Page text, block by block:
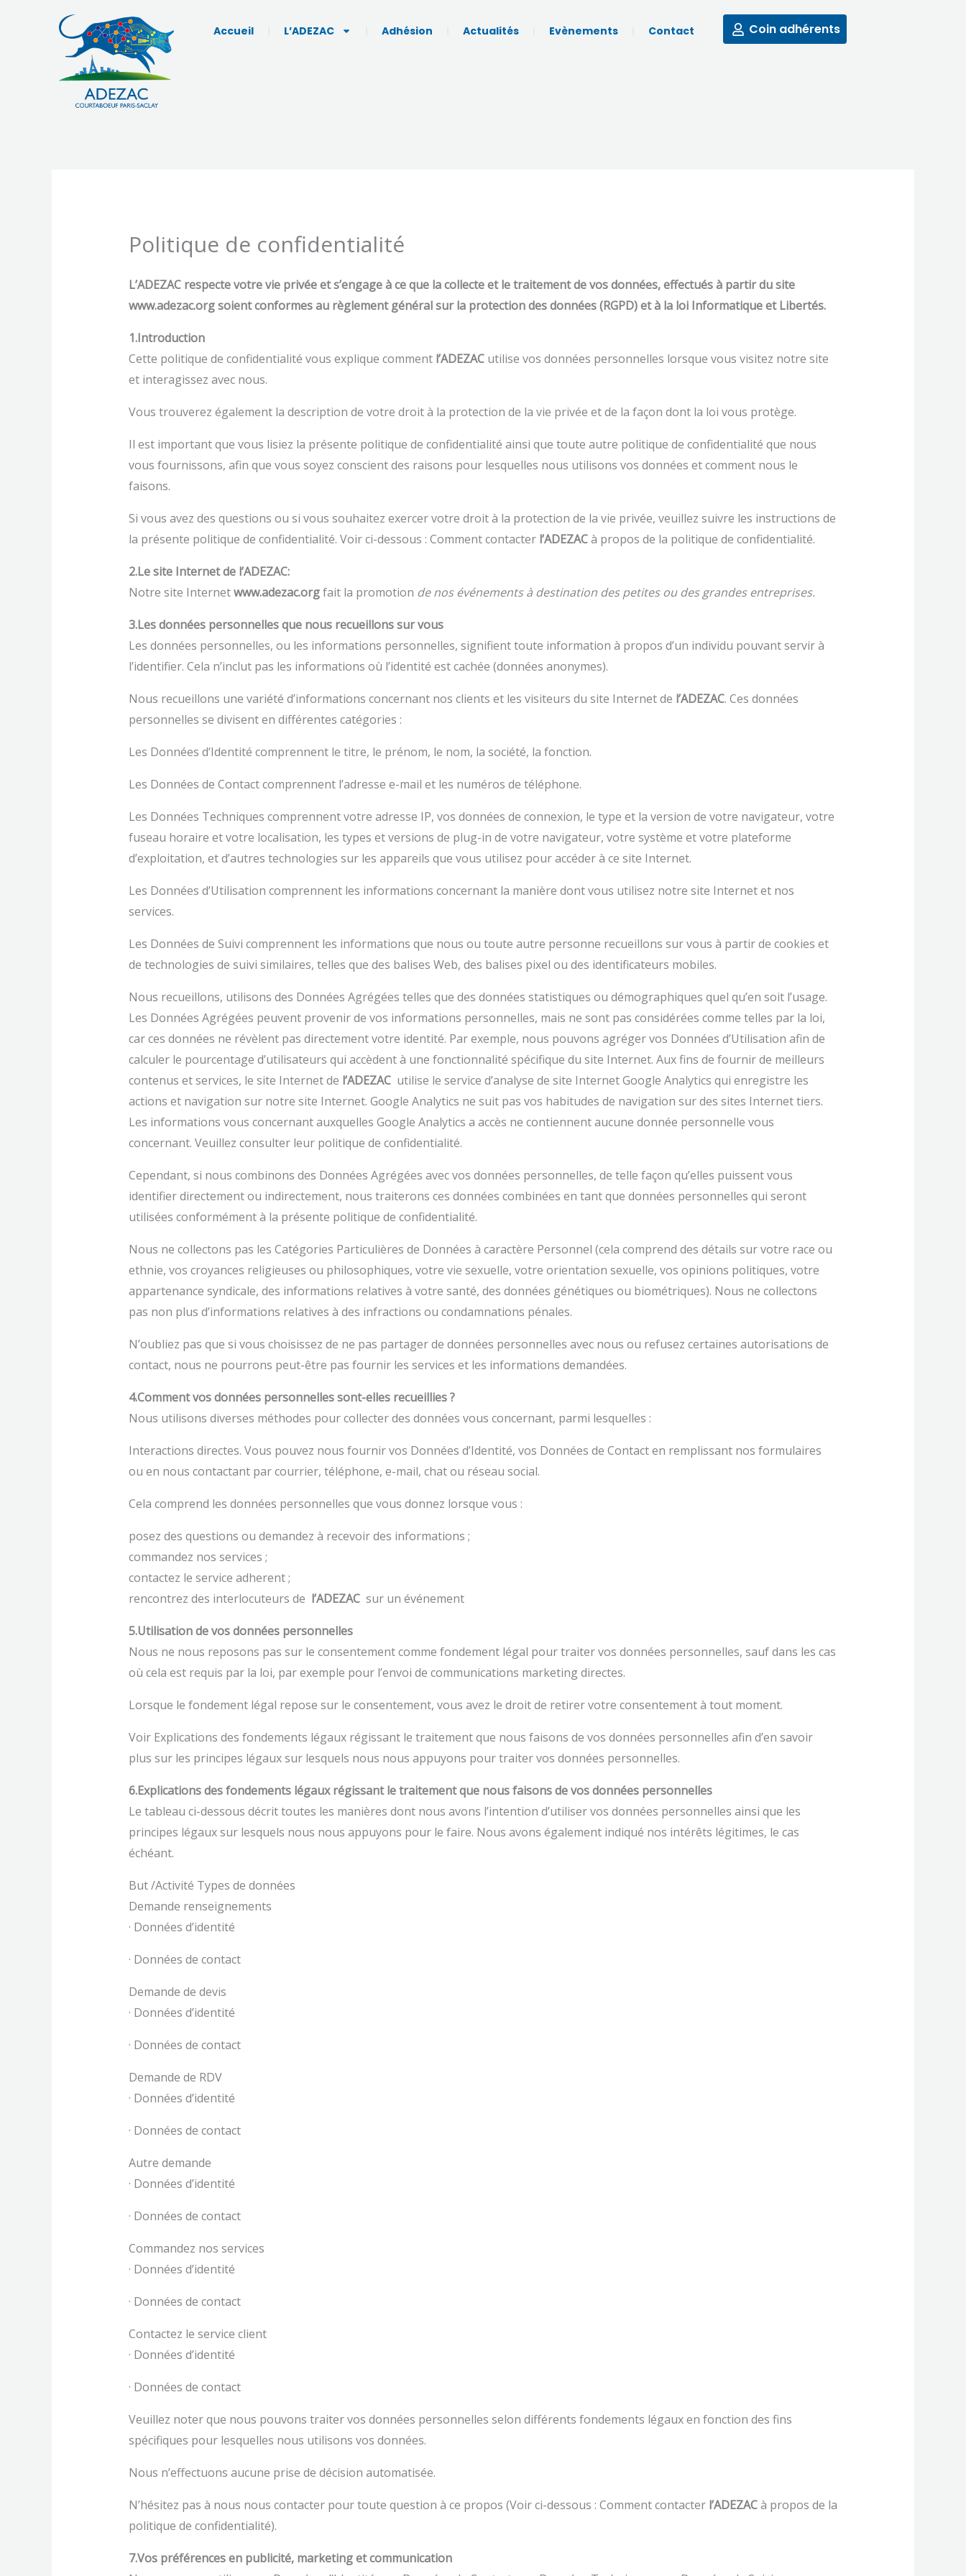
Accueil L’ADEZAC Adhésion Actualités Evènements Contact Coin adhérents
Politique de confidentialité
L’ADEZAC respecte votre vie privée et s’engage à ce que la collecte et le traitement de vos données, effectués à partir du site
www.adezac.org soient conformes au règlement général sur la protection des données (RGPD) et à la loi Informatique et Libertés.
1.Introduction
Cette politique de confidentialité vous explique comment l’ADEZAC utilise vos données personnelles lorsque vous visitez notre site
et interagissez avec nous.
Vous trouverez également la description de votre droit à la protection de la vie privée et de la façon dont la loi vous protège.
Il est important que vous lisiez la présente politique de confidentialité ainsi que toute autre politique de confidentialité que nous
vous fournissons, afin que vous soyez conscient des raisons pour lesquelles nous utilisons vos données et comment nous le
faisons.
Si vous avez des questions ou si vous souhaitez exercer votre droit à la protection de la vie privée, veuillez suivre les instructions de
la présente politique de confidentialité. Voir ci-dessous : Comment contacter l’ADEZACà propos de la politique de confidentialité.
2.Le site Internet de l’ADEZAC:
Notre site Internetwww.adezac.orgfait la promotion de nos événements à destination des petites ou des grandes entreprises.
3.Les données personnelles que nous recueillons sur vous
Les données personnelles, ou les informations personnelles, signifient toute information à propos d’un individu pouvant servir à
l’identifier. Cela n’inclut pas les informations où l’identité est cachée (données anonymes).
Nous recueillons une variété d’informations concernant nos clients et les visiteurs du site Internet de l’ADEZAC. Ces données
personnelles se divisent en différentes catégories :
Les Données d’Identité comprennent le titre, le prénom, le nom, la société, la fonction.
Les Données de Contact comprennent l’adresse e-mail et les numéros de téléphone.
Les Données Techniques comprennent votre adresse IP, vos données de connexion, le type et la version de votre navigateur, votre
fuseau horaire et votre localisation, les types et versions de plug-in de votre navigateur, votre système et votre plateforme
d’exploitation, et d’autres technologies sur les appareils que vous utilisez pour accéder à ce site Internet.
Les Données d’Utilisation comprennent les informations concernant la manière dont vous utilisez notre site Internet et nos
services.
Les Données de Suivi comprennent les informations que nous ou toute autre personne recueillons sur vous à partir de cookies et
de technologies de suivi similaires, telles que des balises Web, des balises pixel ou des identificateurs mobiles.
Nous recueillons, utilisons des Données Agrégées telles que des données statistiques ou démographiques quel qu’en soit l’usage.
Les Données Agrégées peuvent provenir de vos informations personnelles, mais ne sont pas considérées comme telles par la loi,
car ces données ne révèlent pas directement votre identité. Par exemple, nous pouvons agréger vos Données d’Utilisation afin de
calculer le pourcentage d’utilisateurs qui accèdent à une fonctionnalité spécifique du site Internet. Aux fins de fournir de meilleurs
contenus et services, le site Internet de l’ADEZACutilise le service d’analyse de site Internet Google Analytics qui enregistre les
actions et navigation sur notre site Internet. Google Analytics ne suit pas vos habitudes de navigation sur des sites Internet tiers.
Les informations vous concernant auxquelles Google Analytics a accès ne contiennent aucune donnée personnelle vous
concernant. Veuillez consulter leur politique de confidentialité.
Cependant, si nous combinons des Données Agrégées avec vos données personnelles, de telle façon qu’elles puissent vous
identifier directement ou indirectement, nous traiterons ces données combinées en tant que données personnelles qui seront
utilisées conformément à la présente politique de confidentialité.
Nous ne collectons pas les Catégories Particulières de Données à caractère Personnel (cela comprend des détails sur votre race ou
ethnie, vos croyances religieuses ou philosophiques, votre vie sexuelle, votre orientation sexuelle, vos opinions politiques, votre
appartenance syndicale, des informations relatives à votre santé, des données génétiques ou biométriques). Nous ne collectons
pas non plus d’informations relatives à des infractions ou condamnations pénales.
N’oubliez pas que si vous choisissez de ne pas partager de données personnelles avec nous ou refusez certaines autorisations de
contact, nous ne pourrons peut-être pas fournir les services et les informations demandées.
4.Comment vos données personnelles sont-elles recueillies ?
Nous utilisons diverses méthodes pour collecter des données vous concernant, parmi lesquelles :
Interactions directes. Vous pouvez nous fournir vos Données d’Identité, vos Données de Contact en remplissant nos formulaires
ou en nous contactant par courrier, téléphone, e-mail, chat ou réseau social.
Cela comprend les données personnelles que vous donnez lorsque vous :
posez des questions ou demandez à recevoir des informations ;
commandez nos services ;
contactez le service adherent ;
rencontrez des interlocuteurs de l’ADEZACsur un événement
5.Utilisation de vos données personnelles
Nous ne nous reposons pas sur le consentement comme fondement légal pour traiter vos données personnelles, sauf dans les cas
où cela est requis par la loi, par exemple pour l’envoi de communications marketing directes.
Lorsque le fondement légal repose sur le consentement, vous avez le droit de retirer votre consentement à tout moment.
Voir Explications des fondements légaux régissant le traitement que nous faisons de vos données personnelles afin d’en savoir
plus sur les principes légaux sur lesquels nous nous appuyons pour traiter vos données personnelles.
6.Explications des fondements légaux régissant le traitement que nous faisons de vos données personnelles
Le tableau ci-dessous décrit toutes les manières dont nous avons l’intention d’utiliser vos données personnelles ainsi que les
principes légaux sur lesquels nous nous appuyons pour le faire. Nous avons également indiqué nos intérêts légitimes, le cas
échéant.
But /Activité Types de données
Demande renseignements
· Données d’identité
· Données de contact
Demande de devis
· Données d’identité
· Données de contact
Demande de RDV
· Données d’identité
· Données de contact
Autre demande
· Données d’identité
· Données de contact
Commandez nos services
· Données d’identité
· Données de contact
Contactez le service client
· Données d’identité
· Données de contact
Veuillez noter que nous pouvons traiter vos données personnelles selon différents fondements légaux en fonction des fins
spécifiques pour lesquelles nous utilisons vos données.
Nous n’effectuons aucune prise de décision automatisée.
N’hésitez pas à nous nous contacter pour toute question à ce propos (Voir ci-dessous : Comment contacter l’ADEZACà propos de la
politique de confidentialité).
7.Vos préférences en publicité, marketing et communication